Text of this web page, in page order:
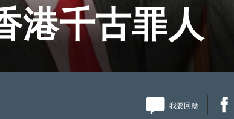
港千古罪人
我要回應